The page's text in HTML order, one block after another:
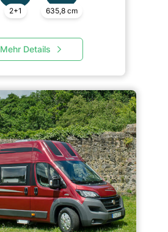
2+1 635,8 cm
Mehr Details